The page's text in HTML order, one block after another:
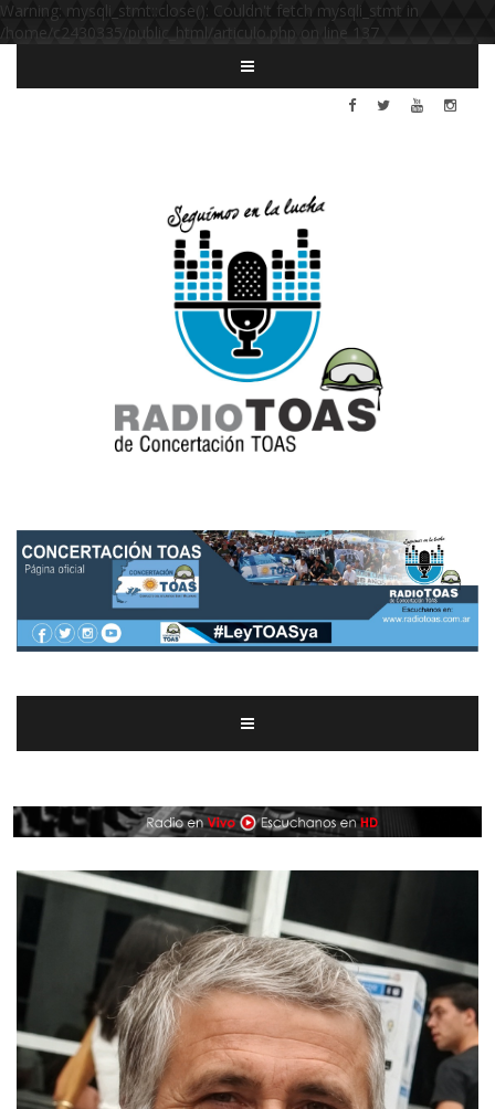
Warning: mysqli_stmt::close(): Couldn't fetch mysqli_stmt in
/home/c2430335/public_html/articulo.php on line 137